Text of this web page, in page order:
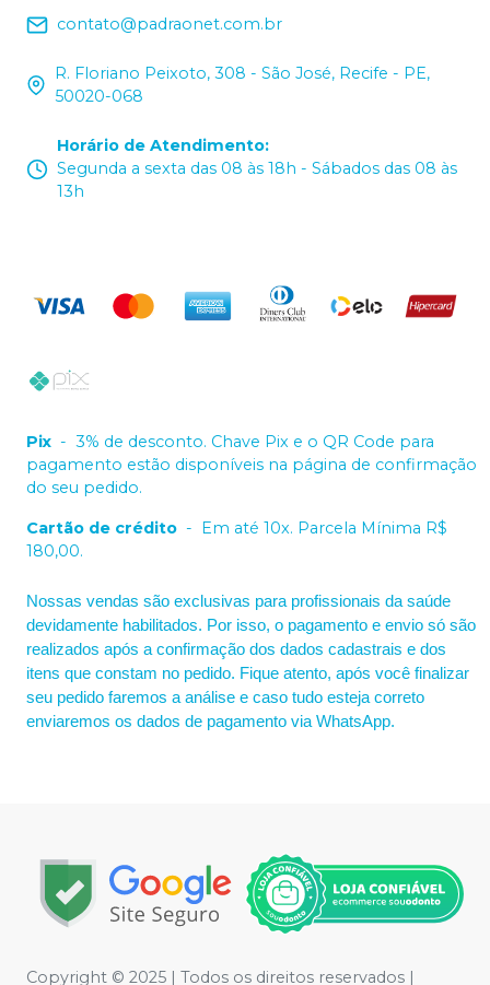
contato@padraonet.com.br
R. Floriano Peixoto, 308 - São José, Recife - PE,
50020-068
Horário de Atendimento:
Segunda a sexta das 08 às 18h - Sábados das 08 às
13h
Pix - 3% de desconto. Chave Pix e o QR Code para
pagamento estão disponíveis na página de confirmação
do seu pedido.
Cartão de crédito - Em até 10x. Parcela Mínima R$
180,00.
Nossas vendas são exclusivas para profissionais da saúde
devidamente habilitados. Por isso, o pagamento e envio só são
realizados após a confirmação dos dados cadastrais e dos
itens que constam no pedido. Fique atento, após você finalizar
seu pedido faremos a análise e caso tudo esteja correto
enviaremos os dados de pagamento via WhatsApp.
Copyright © 2025 | Todos os direitos reservados |